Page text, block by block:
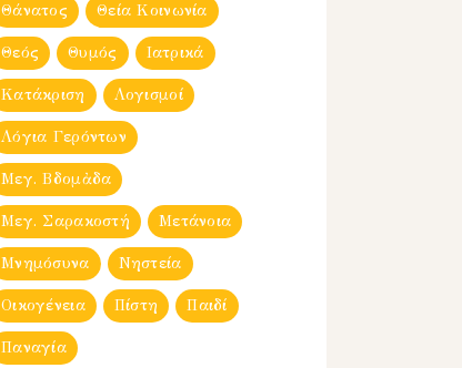
Θάνατος Θεία Κοινωνία
Θεός Θυμός Ιατρικά
Κατάκριση Λογισμοί
Λόγια Γερόντων
Μεγ. Βδομἀδα
Μεγ. Σαρακοστή Μετάνοια
Μνημόσυνα Νηστεία
Οικογένεια Πίστη Παιδί
Παναγία